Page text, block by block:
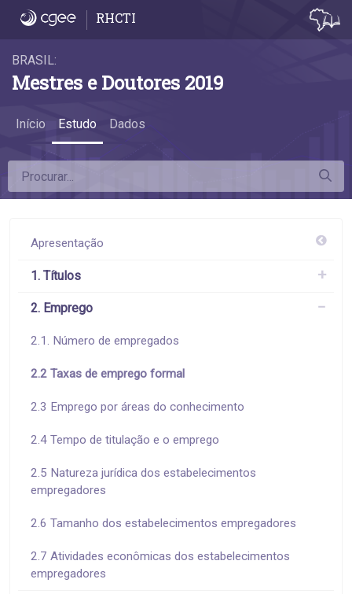
2.2 Taxas de emprego formal - 2.2 Taxas
RHCTI
BRASIL:
Mestres e Doutores 2019
Início Estudo Dados
Apresentação
1. Títulos
2. Emprego
2.1. Número de empregados
2.2 Taxas de emprego formal
2.3 Emprego por áreas do conhecimento
2.4 Tempo de titulação e o emprego
2.5 Natureza jurídica dos estabelecimentos
empregadores
2.6 Tamanho dos estabelecimentos empregadores
2.7 Atividades econômicas dos estabelecimentos
empregadores